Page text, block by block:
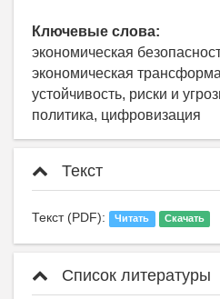
Ключевые слова:
экономическая
экономическая
устойчивость, риски и
политика, цифровизация
Текст
Текст (PDF): Читать Скачать
Список литературы